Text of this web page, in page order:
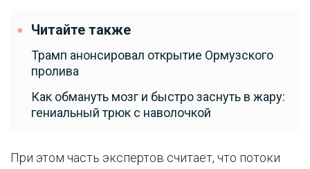
Читайте также
Трамп анонсировал открытие Ормузского
пролива
Как обмануть мозг и быстро заснуть в жару:
гениальный трюк с наволочкой
При этом часть экспертов считает, что потоки